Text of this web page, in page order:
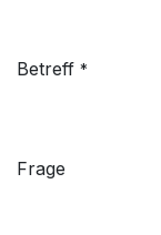
Betreff *
Frage